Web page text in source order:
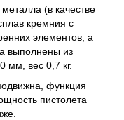
(в качестве
кремния с
элементов, а
выполнены из
мм, вес 0,7 кг.
функция
пистолета